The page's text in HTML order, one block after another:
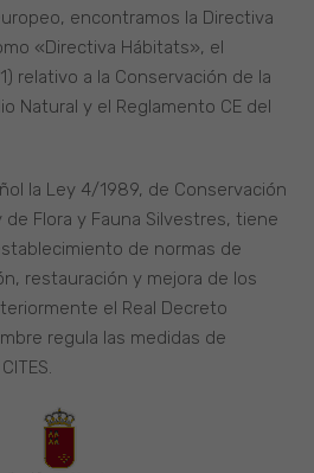
encontramos la Directiva
«Directiva Hábitats», el
relativo a la Conservación de la
Natural y el Reglamento CE del
la Ley 4/1989, de Conservación
Flora y Fauna Silvestres, tiene
de normas de
restauración y mejora de los
el Real Decreto
regula las medidas de